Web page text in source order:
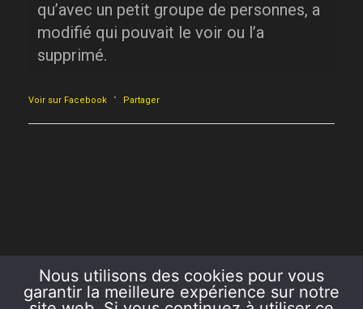
qu’avec un petit groupe de personnes, a
modifié qui pouvait le voir ou l’a
supprimé.
Voir sur Facebook · Partager
Nous utilisons des cookies pour vous
garantir la meilleure expérience sur notre